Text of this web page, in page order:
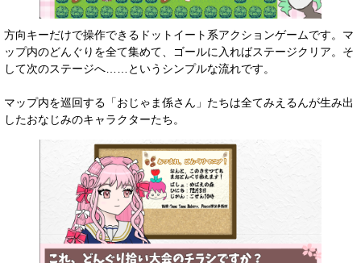
方向キーだけで操作できるドットイート系アクションゲームです。マ
ップ内のどんぐりを全て集めて、ゴールに入ればステージクリア。そ
して次のステージへ……というシンプルな流れです。
マップ内を巡回する「おじゃま係さん」たちは全てみえるんが生み出
したおなじみのキャラクターたち。